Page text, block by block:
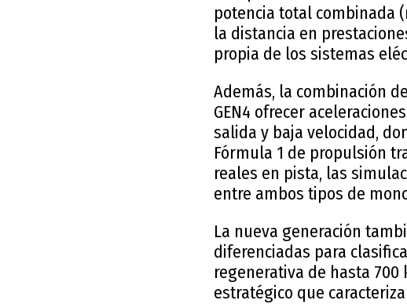
potencia total combinada
la distancia en
propia de los sistemas
Además, la combinación
GEN4 ofrecer
salida y baja velocidad,
Fórmula 1 de propulsión
reales en pista, las
entre ambos tipos de
La nueva generación
diferenciadas para
regenerativa de hasta
estratégico que